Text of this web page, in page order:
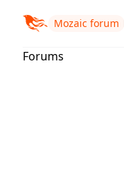
Mozaic forum
Forums